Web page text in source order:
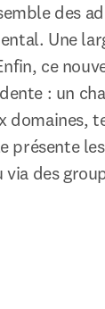
des
Une
ce
: un
domaines,
des